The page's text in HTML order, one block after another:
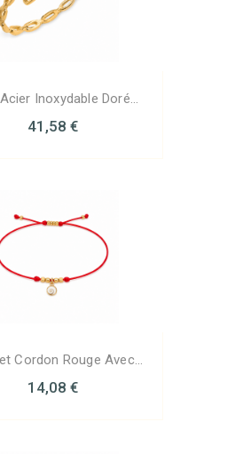
Inoxydable Doré...
41,58 €
Cordon Rouge Avec...
14,08 €